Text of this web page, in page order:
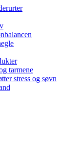
tarmene
stress og søvn